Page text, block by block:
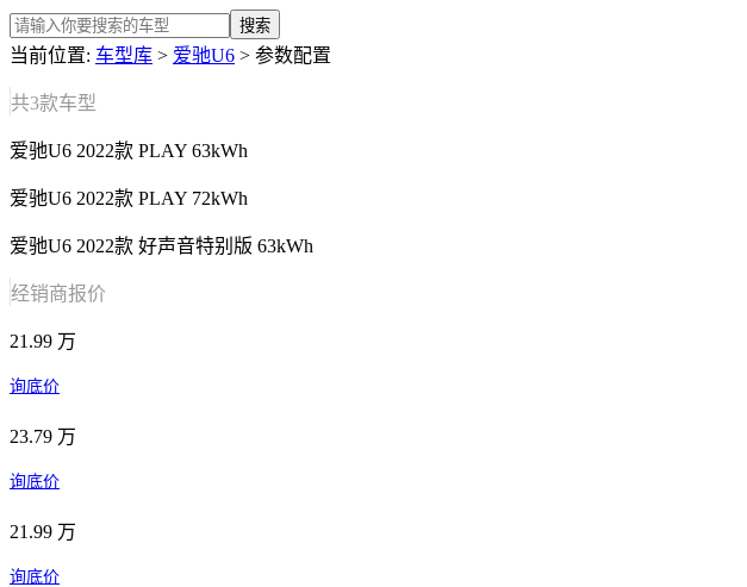
搜索
当前位置: 车型库 > 爱驰U6 > 参数配置
共3款车型
爱驰U6 2022款 PLAY 63kWh
爱驰U6 2022款 PLAY 72kWh
爱驰U6 2022款 好声音特别版 63kWh
经销商报价
21.99 万
询底价
23.79 万
询底价
21.99 万
询底价